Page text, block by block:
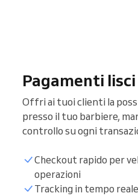
Pagamenti
Offri ai tuoi clienti la
presso il tuo barbiere,
controllo su ogni
Checkout rapido per
operazioni
Tracking in tempo